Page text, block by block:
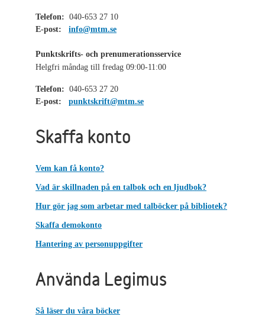
Telefon: 040-653 27 10
E-post:
info@mtm.se
Punktskrifts- och prenumerationsservice
Helgfri måndag till fredag 09:00-11:00
Telefon: 040-653 27 20
E-post:
punktskrift@mtm.se
Skaffa konto
Vem kan få konto?
Vad är skillnaden på en talbok och en ljudbok?
Hur gör jag som arbetar med talböcker på bibliotek?
Skaffa demokonto
Hantering av personuppgifter
Använda Legimus
Så läser du våra böcker